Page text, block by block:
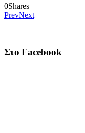
0Shares
PrevNext
Στο Facebook